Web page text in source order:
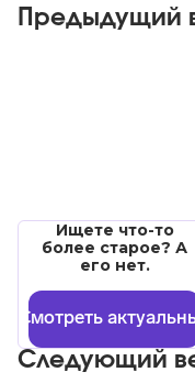
Предыдущий
Следующий
Ищете что-то
более старое? А
его нет.
Смотреть